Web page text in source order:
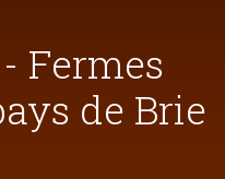
Fermes
de Brie